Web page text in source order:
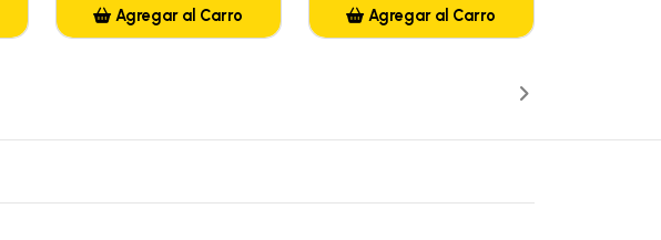
Agregar al Carro Agregar al Carro